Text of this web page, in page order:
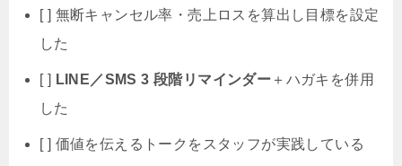
[ ] 無断キャンセル率・売上ロスを算出し目標を設定
した
[ ] LINE／SMS 3 段階リマインダー ＋ハガキを併用
した
[ ] 価値を伝えるトークをスタッフが実践している